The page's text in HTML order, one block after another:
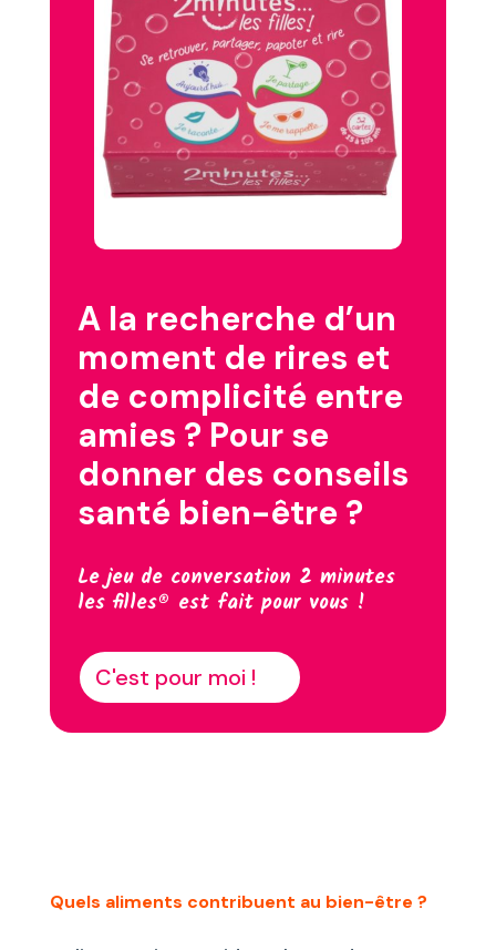
A la recherche d’un
moment de rires et
de complicité entre
amies ? Pour se
donner des conseils
santé bien-être ?
Le jeu de conversation 2 minutes
les filles® est fait pour vous !
C'est pour moi !
Quels aliments contribuent au bien-être ?